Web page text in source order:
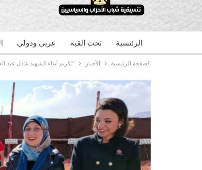
عربي ودولي تحت القبة الرئيسية
الصفحة الرئيسية الأخبار “تكريم أبناء الشهيد عادل